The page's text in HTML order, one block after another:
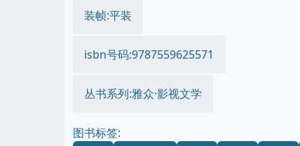
装帧:平装
isbn号码:9787559625571
丛书系列:雅众·影视文学
图书标签: